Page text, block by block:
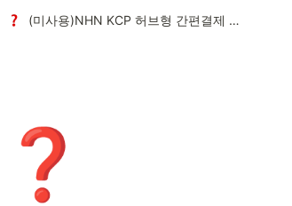
(미사용)NHN KCP 허브형 간편결제 설정방법
❓